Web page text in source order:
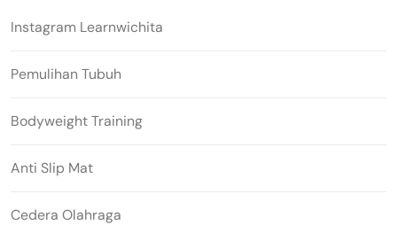
Instagram Learnwichita
Pemulihan Tubuh
Bodyweight Training
Anti Slip Mat
Cedera Olahraga